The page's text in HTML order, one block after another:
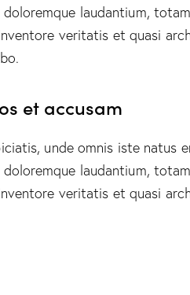
laudantium,
veritatis et quasi
et accusam
unde omnis iste natus
laudantium,
veritatis et quasi